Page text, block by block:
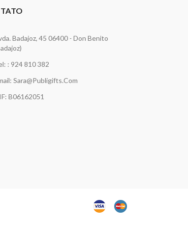
Badajoz, 45 06400 - Don Benito
: 924 810 382
Sara@publigifts.com
B06162051